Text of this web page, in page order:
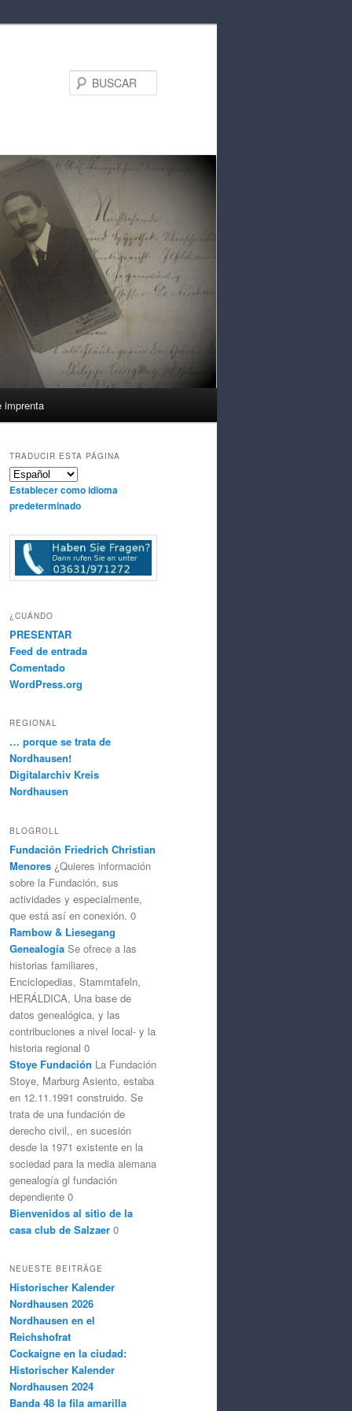
imprenta
TRADUCIR ESTA PÁGINA
Establecer como idioma
predeterminado
¿CUÁNDO
PRESENTAR
Feed de entrada
Comentado
WordPress.org
REGIONAL
… porque se trata de
Nordhausen!
Digitalarchiv Kreis
Nordhausen
BLOGROLL
Fundación Friedrich Christian
Menores ¿Quieres información
sobre la Fundación, sus
actividades y especialmente,
que está así en conexión. 0
Rambow & Liesegang
Genealogía Se ofrece a las
historias familiares,
Enciclopedias, Stammtafeln,
HERÁLDICA, Una base de
datos genealógica, y las
contribuciones a nivel local- y la
historia regional 0
Stoye Fundación La Fundación
Stoye, Marburg Asiento, estaba
en 12.11.1991 construido. Se
trata de una fundación de
derecho civil,, en sucesión
desde la 1971 existente en la
sociedad para la media alemana
genealogía gl fundación
dependiente 0
Bienvenidos al sitio de la
casa club de Salzaer 0
NEUESTE BEITRÄGE
Historischer Kalender
Nordhausen 2026
Nordhausen en el
Reichshofrat
Cockaigne en la ciudad:
Historischer Kalender
Nordhausen 2024
Banda 48 la fila amarilla